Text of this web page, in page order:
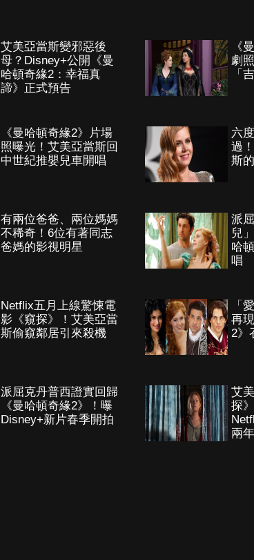
艾美亞當斯變邪惡後
母？Disney+公開《曼
哈頓奇緣2：幸福真
諦》正式預告
《
劇
「
《曼哈頓奇緣2》片場
照曝光！艾美亞當斯回
中世紀推嬰兒車開唱
六
過
斯
有兩位爸爸、兩位媽媽
不稀奇！6位有著同志
爸媽的影視明星
派
兒
哈
唱
Netflix五月上線驚悚電
影《窺探》！艾美亞當
斯偷窺鄰居引來殺機
「
再
2》
派屈克丹普西證實回歸
《曼哈頓奇緣2》！曝
Disney+新片春季開拍
艾
探
兩